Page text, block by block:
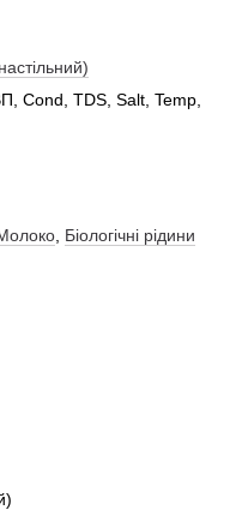
Cond, TDS, Salt, Temp,
Біологічні рідини